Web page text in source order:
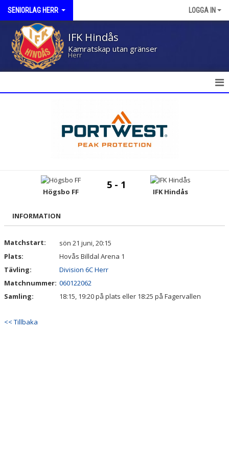
SENIORLAG HERR LOGGA IN
IFK Hindås
Kamratskap utan gränser
Herr
BILDGALLERI
KONTAKT
Högsbo FF
5 - 1
IFK Hindås
INFORMATION
Matchstart:
sön 21 juni, 20:15
Plats:
Hovås Billdal Arena 1
Tävling:
Division 6C Herr
Matchnummer: 060122062
Samling:
18:15, 19:20 på plats eller 18:25 på Fagervallen
<< Tillbaka